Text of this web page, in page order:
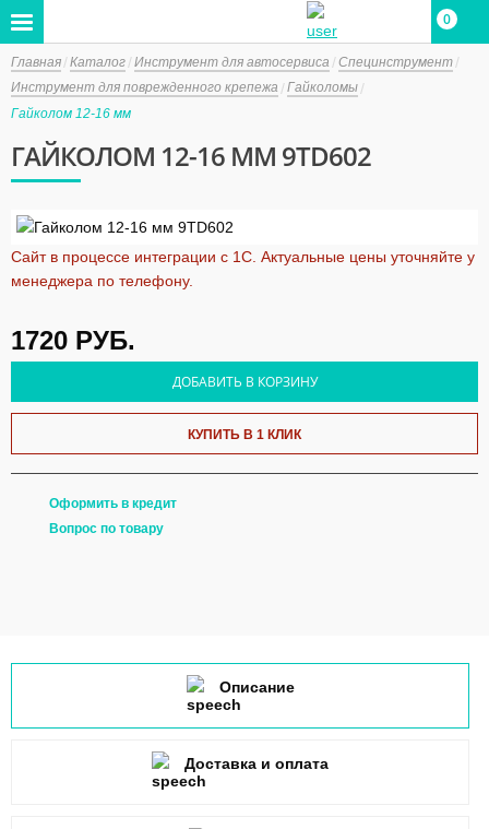
0
Главная Каталог Инструмент для автосервиса
Специнструмент
Инструмент для поврежденного крепежа
Гайколомы
Гайколом 12-16 мм
ГАЙКОЛОМ 12-16 ММ 9TD602
Сайт в процессе интеграции с 1С. Актуальные цены уточняйте у
менеджера по телефону.
1720 РУБ.
ДОБАВИТЬ В КОРЗИНУ
КУПИТЬ В 1 КЛИК
Оформить в кредит
Вопрос по товару
Описание
Доставка и оплата